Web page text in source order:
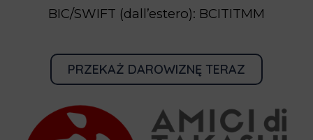
BIC/SWIFT (dall’estero): BCITITMM
PRZEKAŻ DAROWIZNĘ TERAZ